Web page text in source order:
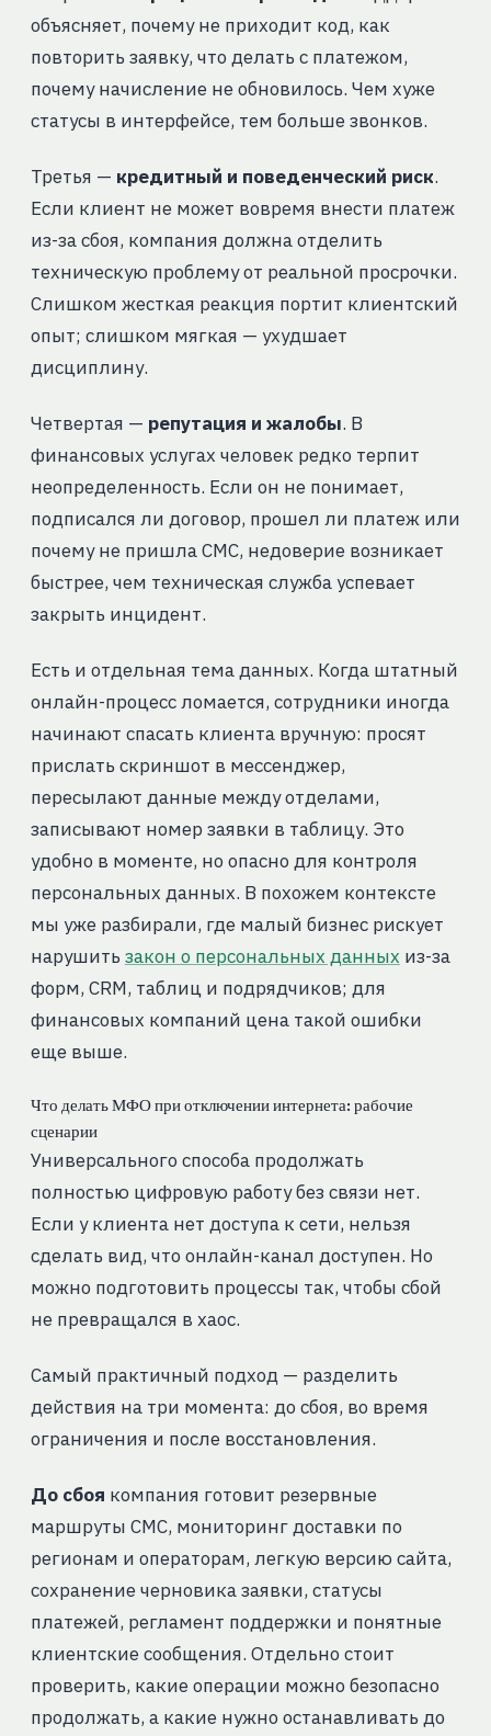
объясняет, почему не приходит код, как
повторить заявку, что делать с платежом,
почему начисление не обновилось. Чем хуже
статусы в интерфейсе, тем больше звонков.
Третья — кредитный и поведенческий риск.
Если клиент не может вовремя внести платеж
из-за сбоя, компания должна отделить
техническую проблему от реальной просрочки.
Слишком жесткая реакция портит клиентский
опыт; слишком мягкая — ухудшает
дисциплину.
Четвертая — репутация и жалобы. В
финансовых услугах человек редко терпит
неопределенность. Если он не понимает,
подписался ли договор, прошел ли платеж или
почему не пришла СМС, недоверие возникает
быстрее, чем техническая служба успевает
закрыть инцидент.
Есть и отдельная тема данных. Когда штатный
онлайн-процесс ломается, сотрудники иногда
начинают спасать клиента вручную: просят
прислать скриншот в мессенджер,
пересылают данные между отделами,
записывают номер заявки в таблицу. Это
удобно в моменте, но опасно для контроля
персональных данных. В похожем контексте
мы уже разбирали, где малый бизнес рискует
нарушить закон о персональных данных из-за
форм, CRM, таблиц и подрядчиков; для
финансовых компаний цена такой ошибки
еще выше.
Что делать МФО при отключении интернета: рабочие
сценарии
Универсального способа продолжать
полностью цифровую работу без связи нет.
Если у клиента нет доступа к сети, нельзя
сделать вид, что онлайн-канал доступен. Но
можно подготовить процессы так, чтобы сбой
не превращался в хаос.
Самый практичный подход — разделить
действия на три момента: до сбоя, во время
ограничения и после восстановления.
До сбоя компания готовит резервные
маршруты СМС, мониторинг доставки по
регионам и операторам, легкую версию сайта,
сохранение черновика заявки, статусы
платежей, регламент поддержки и понятные
клиентские сообщения. Отдельно стоит
проверить, какие операции можно безопасно
продолжать, а какие нужно останавливать до